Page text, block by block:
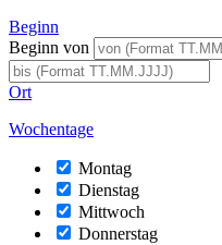
Beginn
Beginn von
Ort
Wochentage
Montag
Dienstag
Mittwoch
Donnerstag